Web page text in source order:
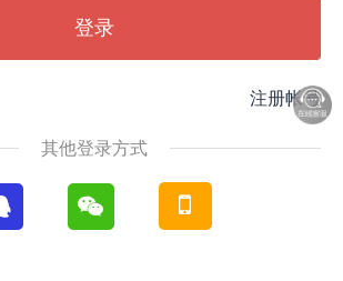
登录
注册帐号
其他登录方式